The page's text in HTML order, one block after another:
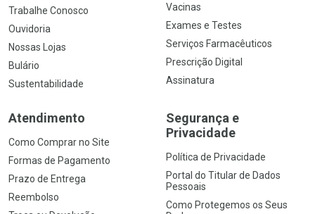
Trabalhe Conosco
Ouvidoria
Nossas Lojas
Bulário
Sustentabilidade
Vacinas
Exames e Testes
Serviços Farmacêuticos
Prescrição Digital
Assinatura
Atendimento
Como Comprar no Site
Formas de Pagamento
Prazo de Entrega
Reembolso
Segurança e
Privacidade
Política de Privacidade
Portal do Titular de Dados
Pessoais
Como Protegemos os Seus